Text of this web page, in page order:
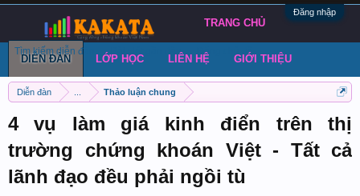
Đăng nhập
Diễn đàn Thảo luận chung
4 vụ làm giá kinh điển trên thị
trường chứng khoán Việt - Tất cả
lãnh đạo đều phải ngồi tù
TRANG CHỦ
DIỄN ĐÀN
Tìm kiếm diễn đàn Bài viết gần đây Đăng chủ đề
LỚP HỌC LIÊN HỆ GIỚI THIỆU